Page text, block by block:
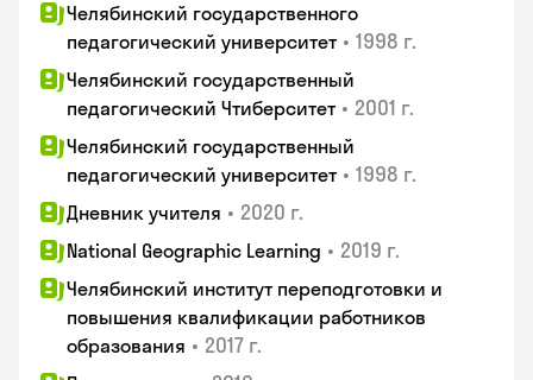
Челябинский государственного
педагогический университет • 1998 г.
Челябинский государственный
педагогический Чтиберситет • 2001 г.
Челябинский государственный
педагогический университет • 1998 г.
Дневник учителя • 2020 г.
National Geographic Learning • 2019 г.
Челябинский институт переподготовки и
повышения квалификации работников
образования • 2017 г.